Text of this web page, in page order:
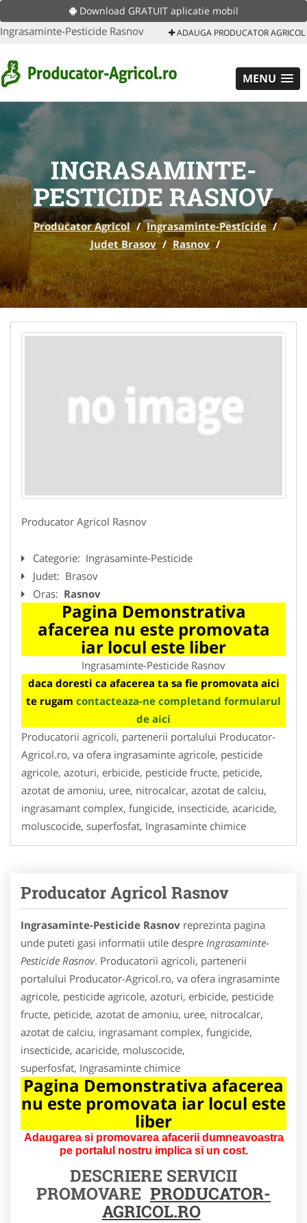
Download GRATUIT aplicatie mobil
Ingrasaminte-Pesticide Rasnov ADAUGA PRODUCATOR AGRICOL
MENU
INGRASAMINTE-
PESTICIDE RASNOV
Producator Agricol / Ingrasaminte-Pesticide /
Judet Brasov / Rasnov /
Producator Agricol Rasnov
Categorie: Ingrasaminte-Pesticide
Judet: Brasov
Oras: Rasnov
Pagina Demonstrativa
afacerea nu este promovata
iar locul este liber
Ingrasaminte-Pesticide Rasnov
daca doresti ca afacerea ta sa fie promovata aici
te rugam contacteaza-ne completand formularul
de aici
Producatorii agricoli, partenerii portalului Producator-
Agricol.ro, va ofera ingrasaminte agricole, pesticide
agricole, azoturi, erbicide, pesticide fructe, peticide,
azotat de amoniu, uree, nitrocalcar, azotat de calciu,
ingrasamant complex, fungicide, insecticide, acaricide,
moluscocide, superfosfat, Ingrasaminte chimice
Producator Agricol Rasnov
Ingrasaminte-Pesticide Rasnov reprezinta pagina
unde puteti gasi informatii utile despre Ingrasaminte-
Pesticide Rasnov. Producatorii agricoli, partenerii
portalului Producator-Agricol.ro, va ofera ingrasaminte
agricole, pesticide agricole, azoturi, erbicide, pesticide
fructe, peticide, azotat de amoniu, uree, nitrocalcar,
azotat de calciu, ingrasamant complex, fungicide,
insecticide, acaricide, moluscocide,
superfosfat, Ingrasaminte chimice
Pagina Demonstrativa afacerea
nu este promovata iar locul este
liber
Adaugarea si promovarea afacerii dumneavoastra
pe portalul nostru implica si un cost.
DESCRIERE SERVICII
PROMOVARE PRODUCATOR-
AGRICOL.RO